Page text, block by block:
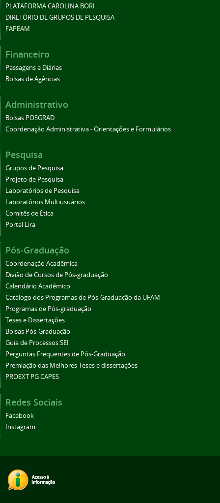
PLATAFORMA CAROLINA BORI
DIRETÓRIO DE GRUPOS DE PESQUISA
FAPEAM
Financeiro
Passagens e Diárias
Bolsas de Agências
Administrativo
Bolsas POSGRAD
Coordenação Administrativa - Orientações e Formulários
Pesquisa
Grupos de Pesquisa
Projeto de Pesquisa
Laboratórios de Pesquisa
Laboratórios Multiusuários
Comitês de Ética
Portal Lira
Pós-Graduação
Coordenação Acadêmica
Divião de Cursos de Pós-graduação
Calendário Acadêmico
Catálogo dos Programas de Pós-Graduação da UFAM
Programas de Pós-graduação
Teses e Dissertações
Bolsas Pós-Graduação
Guia de Processos SEI
Perguntas Frequentes de Pós-Graduação
Premiação das Melhores Teses e dissertações
PROEXT PG CAPES
Redes Sociais
Facebook
Instagram